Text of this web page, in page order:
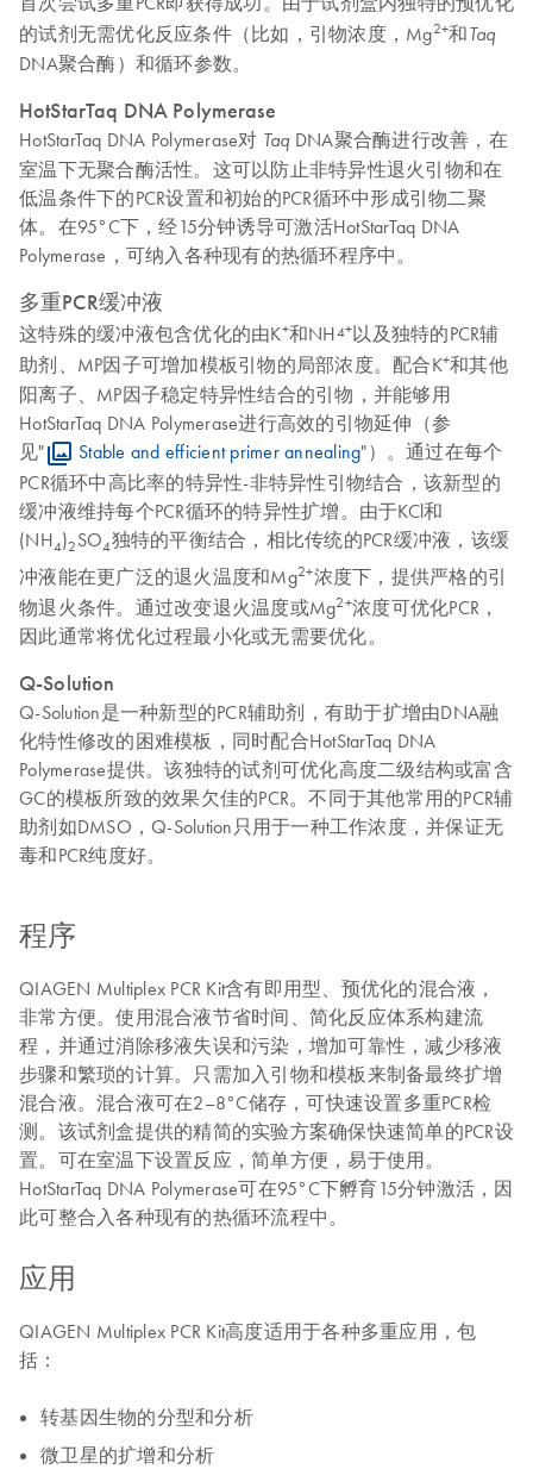
的试剂无需优化反应条件（比如，引物浓度，Mg2+和Taq
DNA聚合酶）和循环参数。
HotStarTaq DNA Polymerase
HotStarTaq DNA Polymerase对 Taq DNA聚合酶进行改善，在
室温下无聚合酶活性。这可以防止非特异性退火引物和在
低温条件下的PCR设置和初始的PCR循环中形成引物二聚
体。在95°C下，经15分钟诱导可激活HotStarTaq DNA
Polymerase，可纳入各种现有的热循环程序中。
多重PCR缓冲液
这特殊的缓冲液包含优化的由K+和NH4+以及独特的PCR辅
助剂、MP因子可增加模板引物的局部浓度。配合K+和其他
阳离子、MP因子稳定特异性结合的引物，并能够用
HotStarTaq DNA Polymerase进行高效的引物延伸（参
见"
Stable and efficient primer annealing"）。通过在每个
PCR循环中高比率的特异性-非特异性引物结合，该新型的
缓冲液维持每个PCR循环的特异性扩增。由于KCl和
(NH4)2 SO4独特的平衡结合，相比传统的PCR缓冲液，该缓
冲液能在更广泛的退火温度和Mg2+浓度下，提供严格的引
物退火条件。通过改变退火温度或Mg2+浓度可优化PCR，
因此通常将优化过程最小化或无需要优化。
Q-Solution
Q-Solution是一种新型的PCR辅助剂，有助于扩增由DNA融
化特性修改的困难模板，同时配合HotStarTaq DNA
Polymerase提供。该独特的试剂可优化高度二级结构或富含
GC的模板所致的效果欠佳的PCR。不同于其他常用的PCR辅
助剂如DMSO，Q-Solution只用于一种工作浓度，并保证无
毒和PCR纯度好。
程序
QIAGEN Multiplex PCR Kit含有即用型、预优化的混合液，
非常方便。使用混合液节省时间、简化反应体系构建流
程，并通过消除移液失误和污染，增加可靠性，减少移液
步骤和繁琐的计算。只需加入引物和模板来制备最终扩增
混合液。混合液可在2–8°C储存，可快速设置多重PCR检
测。该试剂盒提供的精简的实验方案确保快速简单的PCR设
置。可在室温下设置反应，简单方便，易于使用。
HotStarTaq DNA Polymerase可在95°C下孵育15分钟激活，因
此可整合入各种现有的热循环流程中。
应用
QIAGEN Multiplex PCR Kit高度适用于各种多重应用，包
括：
转基因生物的分型和分析
微卫星的扩增和分析